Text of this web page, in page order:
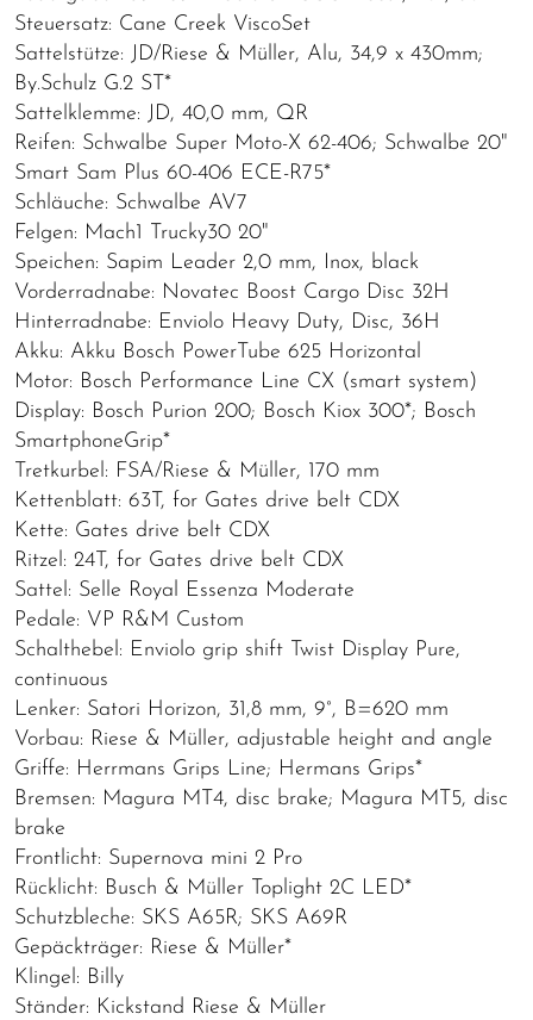
Steuersatz: Cane Creek ViscoSet
Sattelstütze: JD/Riese & Müller, Alu, 34,9 x 430mm;
By.Schulz G.2 ST*
Sattelklemme: JD, 40,0 mm, QR
Reifen: Schwalbe Super Moto-X 62-406; Schwalbe 20"
Smart Sam Plus 60-406 ECE-R75*
Schläuche: Schwalbe AV7
Felgen: Mach1 Trucky30 20"
Speichen: Sapim Leader 2,0 mm, Inox, black
Vorderradnabe: Novatec Boost Cargo Disc 32H
Hinterradnabe: Enviolo Heavy Duty, Disc, 36H
Akku: Akku Bosch PowerTube 625 Horizontal
Motor: Bosch Performance Line CX (smart system)
Display: Bosch Purion 200; Bosch Kiox 300*; Bosch
SmartphoneGrip*
Tretkurbel: FSA/Riese & Müller, 170 mm
Kettenblatt: 63T, for Gates drive belt CDX
Kette: Gates drive belt CDX
Ritzel: 24T, for Gates drive belt CDX
Sattel: Selle Royal Essenza Moderate
Pedale: VP R&M Custom
Schalthebel: Enviolo grip shift Twist Display Pure,
continuous
Lenker: Satori Horizon, 31,8 mm, 9°, B=620 mm
Vorbau: Riese & Müller, adjustable height and angle
Griffe: Herrmans Grips Line; Hermans Grips*
Bremsen: Magura MT4, disc brake; Magura MT5, disc
brake
Frontlicht: Supernova mini 2 Pro
Rücklicht: Busch & Müller Toplight 2C LED*
Schutzbleche: SKS A65R; SKS A69R
Gepäckträger: Riese & Müller*
Klingel: Billy
Ständer: Kickstand Riese & Müller